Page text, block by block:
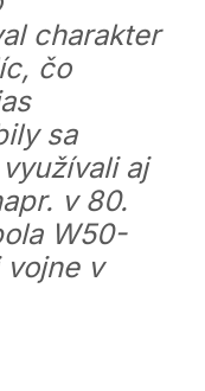
charakter
čo
sa
aj
v 80.
W50-
v